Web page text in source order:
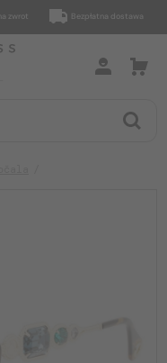
Bezpłatna dostawa